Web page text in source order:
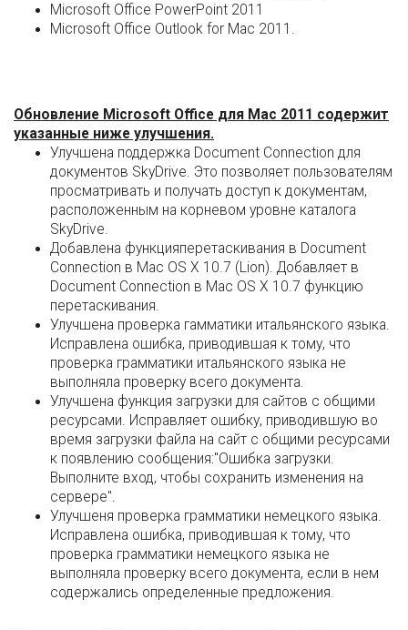
Microsoft Office PowerPoint 2011
Microsoft Office Outlook for Mac 2011.
Обновление Microsoft Office для Mac 2011 содержит
указанные ниже улучшения.
Улучшена поддержка Document Connection для
документов SkyDrive. Это позволяет пользователям
просматривать и получать доступ к документам,
расположенным на корневом уровне каталога
SkyDrive.
Добавлена функцияперетаскивания в Document
Connection в Mac OS X 10.7 (Lion). Добавляет в
Document Connection в Mac OS X 10.7 функцию
перетаскивания.
Улучшена проверка гамматики итальянского языка.
Исправлена ошибка, приводившая к тому, что
проверка грамматики итальянского языка не
выполняла проверку всего документа.
Улучшена функция загрузки для сайтов с общими
ресурсами. Исправляет ошибку, приводившую во
время загрузки файла на сайт с общими ресурсами
к появлению сообщения:"Ошибка загрузки.
Выполните вход, чтобы сохранить изменения на
сервере".
Улучшеня проверка грамматики немецкого языка.
Исправлена ошибка, приводившая к тому, что
проверка грамматики немецкого языка не
выполняла проверку всего документа, если в нем
содержались определенные предложения.